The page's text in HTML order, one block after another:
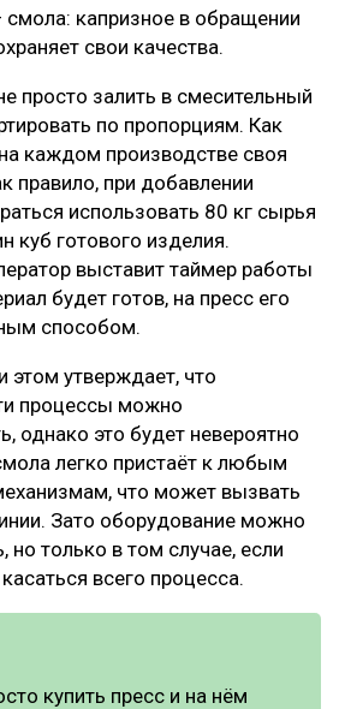
капризное в обращении
свои качества.
просто залить в смесительный
по пропорциям. Как
каждом производстве своя
правило, при добавлении
использовать 80 кг сырья
куб готового изделия.
выставит таймер работы
будет готов, на пресс его
способом.
этом утверждает, что
процессы можно
однако это будет невероятно
легко пристаёт к любым
что может вызвать
Зато оборудование можно
но только в том случае, если
всего процесса.
купить пресс и на нём